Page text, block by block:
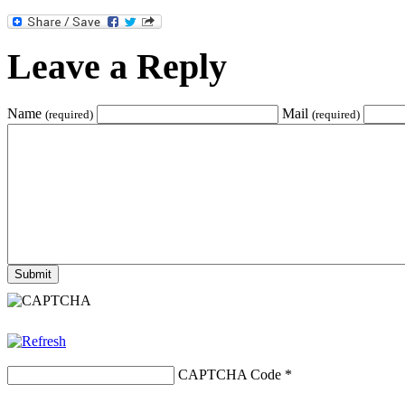
Leave a Reply
Name (required) Mail (required)
CAPTCHA Code *